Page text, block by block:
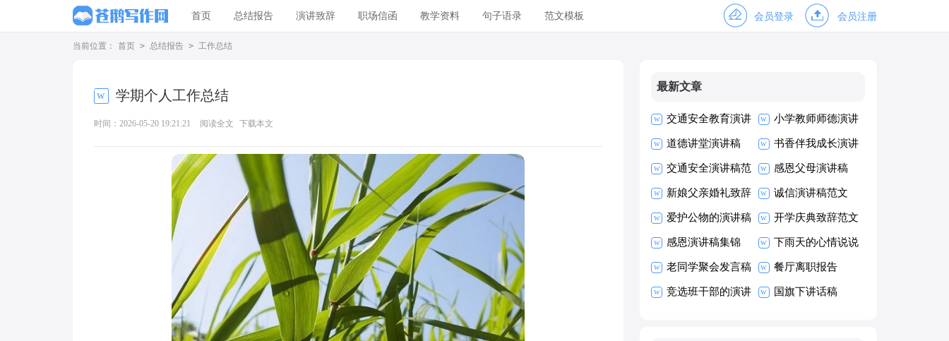
首页 总结报告 演讲致辞 职场信函 教学资料 句子语录 范文模板 会员登录 会员注册
当前位置： 首页 > 总结报告 > 工作总结
学期个人工作总结
时间：2026-05-20 19:21:21 阅读全文 下载本文
最新文章
交通安全教育演讲
稿
小学教师师德演讲
稿
道德讲堂演讲稿 书香伴我成长演讲
稿优秀
交通安全演讲稿范
文
感恩父母演讲稿
【热门】
新娘父亲婚礼致辞 诚信演讲稿范文
爱护公物的演讲稿 开学庆典致辞范文
感恩演讲稿集锦
15篇
下雨天的心情说说
(通用15篇)
老同学聚会发言稿
范文
餐厅离职报告
竞选班干部的演讲 国旗下讲话稿